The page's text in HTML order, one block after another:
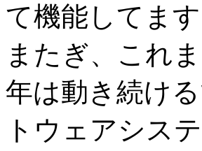
て機能してま
またぎ、これ
年は動き続け
トウェアシス